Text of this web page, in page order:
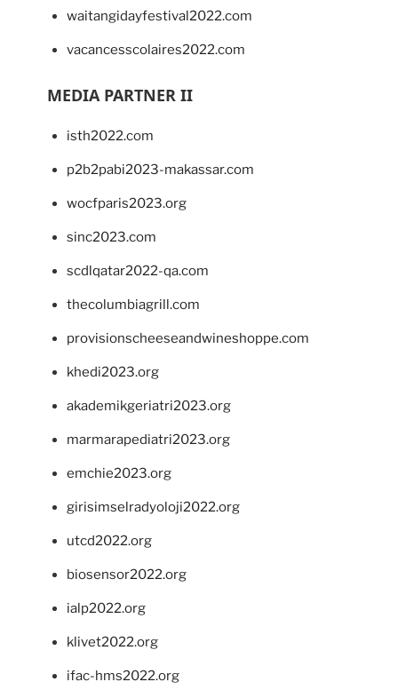
waitangidayfestival2022.com
vacancesscolaires2022.com
MEDIA PARTNER II
isth2022.com
p2b2pabi2023-makassar.com
wocfparis2023.org
sinc2023.com
scdlqatar2022-qa.com
thecolumbiagrill.com
provisionscheeseandwineshoppe.com
khedi2023.org
akademikgeriatri2023.org
marmarapediatri2023.org
emchie2023.org
girisimselradyoloji2022.org
utcd2022.org
biosensor2022.org
ialp2022.org
klivet2022.org
ifac-hms2022.org